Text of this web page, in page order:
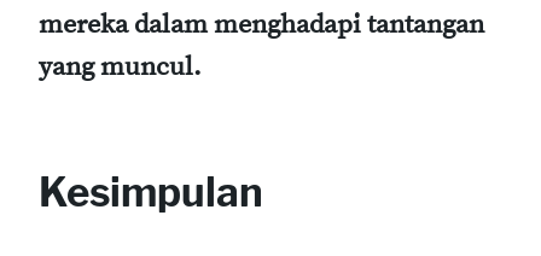
mereka dalam menghadapi tantangan
yang muncul.
Kesimpulan